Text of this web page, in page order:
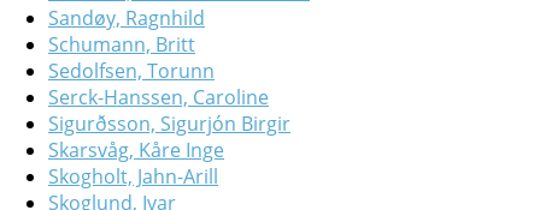
Sandøy, Ragnhild
Schumann, Britt
Sedolfsen, Torunn
Serck-Hanssen, Caroline
Sigurðsson, Sigurjón Birgir
Skarsvåg, Kåre Inge
Skogholt, Jahn-Arill
Skoglund, Ivar